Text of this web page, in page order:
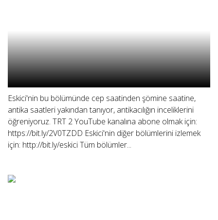
Eskici'nin bu bölümünde cep saatinden şömine saatine,
antika saatleri yakından tanıyor, antikacılığın inceliklerini
öğreniyoruz. TRT 2 YouTube kanalına abone olmak için:
https://bit.ly/2V0TZDD Eskici'nin diğer bölümlerini izlemek
için: http://bit.ly/eskici Tüm bölümler...